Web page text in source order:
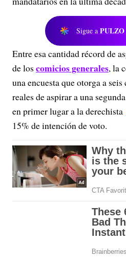
Sigue a PULZO
Entre esa cantidad récord de
de los comicios generales, la
una encuesta que otorga a
reales de aspirar a una
en primer lugar a la derechista
15% de intención de voto.